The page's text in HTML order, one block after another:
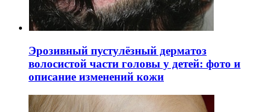
Эрозивный пустулёзный дерматоз
волосистой части головы у детей: фото и
описание изменений кожи